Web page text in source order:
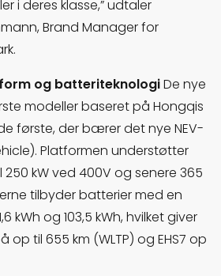
i deres klasse,” udtaler
Brand Manager for
og batteriteknologiDe nye
modeller baseret på Hongqis
første, der bærer det nye NEV-
Platformen understøtter
kW ved 400V og senere 365
tilbyder batterier med en
kWh og 103,5 kWh, hvilket giver
op til 655 km (WLTP) og EHS7 op